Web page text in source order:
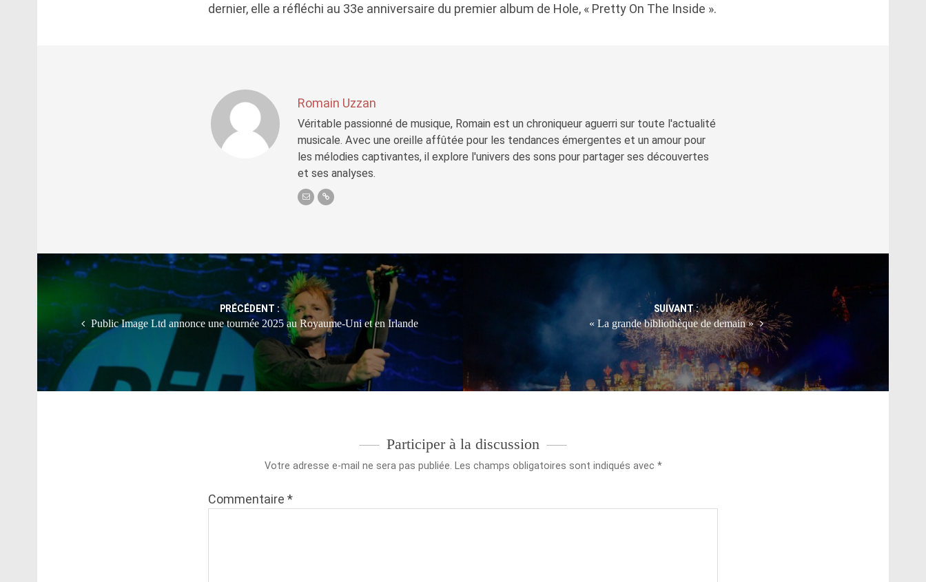
dernier, elle a réfléchi au 33e anniversaire du premier album de Hole, « Pretty On The Inside ».
Romain Uzzan
Véritable passionné de musique, Romain est un chroniqueur aguerri sur toute l'actualité
musicale. Avec une oreille affûtée pour les tendances émergentes et un amour pour
les mélodies captivantes, il explore l'univers des sons pour partager ses découvertes
et ses analyses.
Post
navigation
PRÉCÉDENT :
Public Image Ltd annonce une tournée 2025 au Royaume-Uni et en Irlande
SUIVANT :
« La grande bibliothèque de demain »
Participer à la discussion
Votre adresse e-mail ne sera pas publiée. Les champs obligatoires sont indiqués avec *
Commentaire *